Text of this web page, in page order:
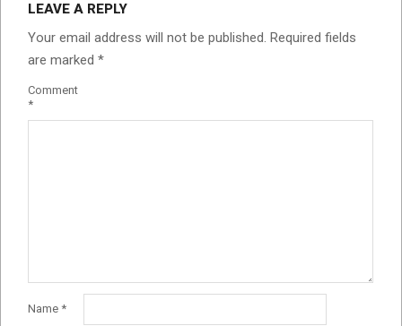
LEAVE A REPLY
Your email address will not be published. Required fields
are marked *
Comment
*
Name *